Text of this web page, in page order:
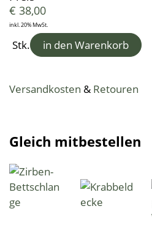
Spielwaren
Startpakete
€ 38,00
inkl. 20% MwSt.
Stk. in den Warenkorb
Versandkosten & Retouren
Gleich mitbestellen